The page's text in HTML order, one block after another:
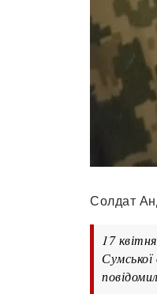
Солдат
17